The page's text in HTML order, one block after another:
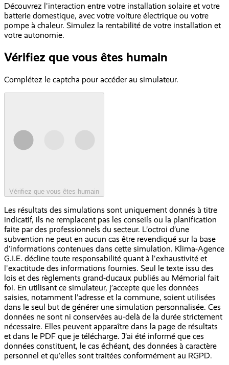
Découvrez l'interaction entre votre installation solaire et votre
batterie domestique, avec votre voiture électrique ou votre
pompe à chaleur. Simulez la rentabilité de votre installation et
votre autonomie.
Vérifiez que vous êtes humain
Complétez le captcha pour accéder au simulateur.
Vérifiez que vous êtes humain
Les résultats des simulations sont uniquement donnés à titre
indicatif, ils ne remplacent pas les conseils ou la planification
faite par des professionnels du secteur. L’octroi d’une
subvention ne peut en aucun cas être revendiqué sur la base
d’informations contenues dans cette simulation. Klima-Agence
G.I.E. décline toute responsabilité quant à l'exhaustivité et
l'exactitude des informations fournies. Seul le texte issu des
lois et des règlements grand-ducaux publiés au Mémorial fait
foi. En utilisant ce simulateur, j’accepte que les données
saisies, notamment l’adresse et la commune, soient utilisées
dans le seul but de générer une simulation personnalisée. Ces
données ne sont ni conservées au-delà de la durée strictement
nécessaire. Elles peuvent apparaître dans la page de résultats
et dans le PDF que je télécharge. J’ai été informé que ces
données constituent, le cas échéant, des données à caractère
personnel et qu’elles sont traitées conformément au RGPD.